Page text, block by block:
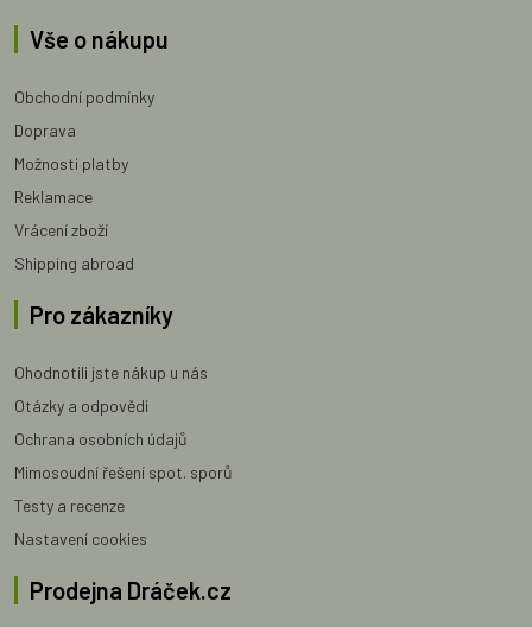
Vše o nákupu
Obchodní podmínky
Doprava
Možnosti platby
Reklamace
Vrácení zboží
Shipping abroad
Pro zákazníky
Ohodnotili jste nákup u nás
Otázky a odpovědi
Ochrana osobních údajů
Mimosoudní řešení spot. sporů
Testy a recenze
Nastavení cookies
Prodejna Dráček.cz